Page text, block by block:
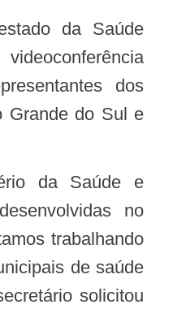
dos
Grande do Sul e
no
trabalhando
de saúde
solicitou